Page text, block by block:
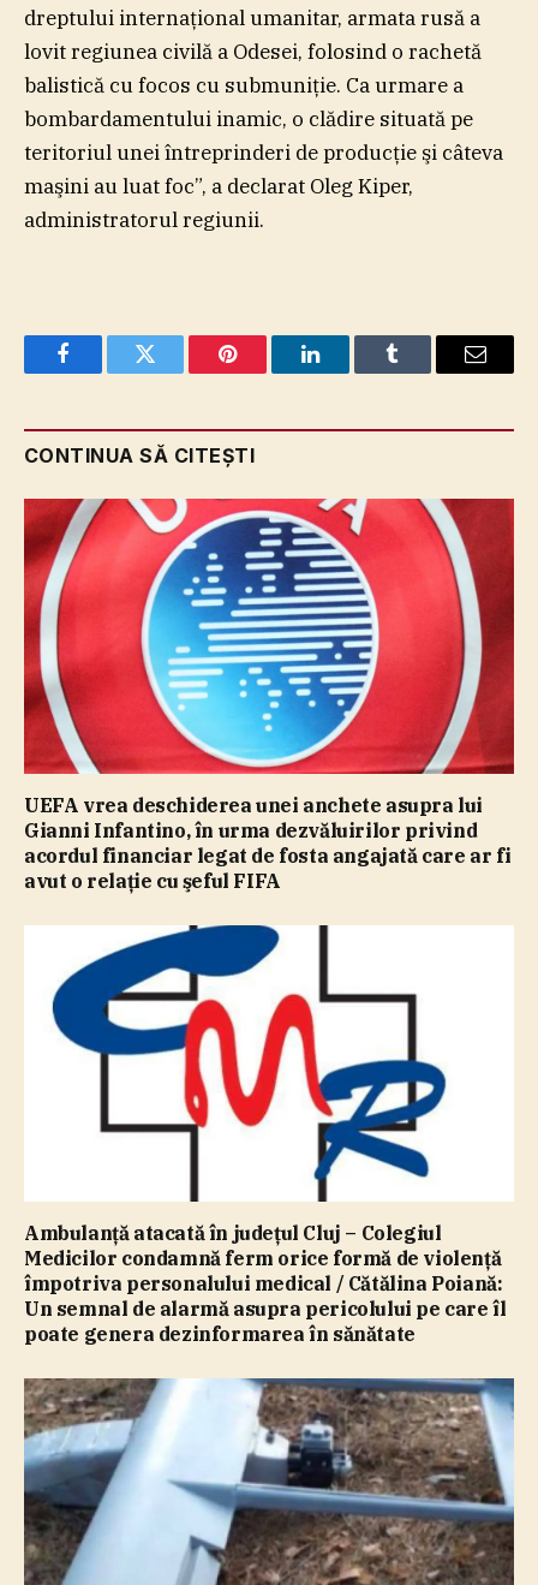
dreptului internaţional umanitar, armata rusă a
lovit regiunea civilă a Odesei, folosind o rachetă
balistică cu focos cu submuniţie. Ca urmare a
bombardamentului inamic, o clădire situată pe
teritoriul unei întreprinderi de producţie şi câteva
maşini au luat foc”, a declarat Oleg Kiper,
administratorul regiunii.
FacebookTwitter Pinterest LinkedInTumblr Email
CONTINUA SĂ CITEȘTI
UEFA vrea deschiderea unei anchete asupra lui
Gianni Infantino, în urma dezvăluirilor privind
acordul financiar legat de fosta angajată care ar fi
avut o relaţie cu şeful FIFA
Ambulanţă atacată în judeţul Cluj – Colegiul
Medicilor condamnă ferm orice formă de violenţă
împotriva personalului medical / Cătălina Poiană:
Un semnal de alarmă asupra pericolului pe care îl
poate genera dezinformarea în sănătate